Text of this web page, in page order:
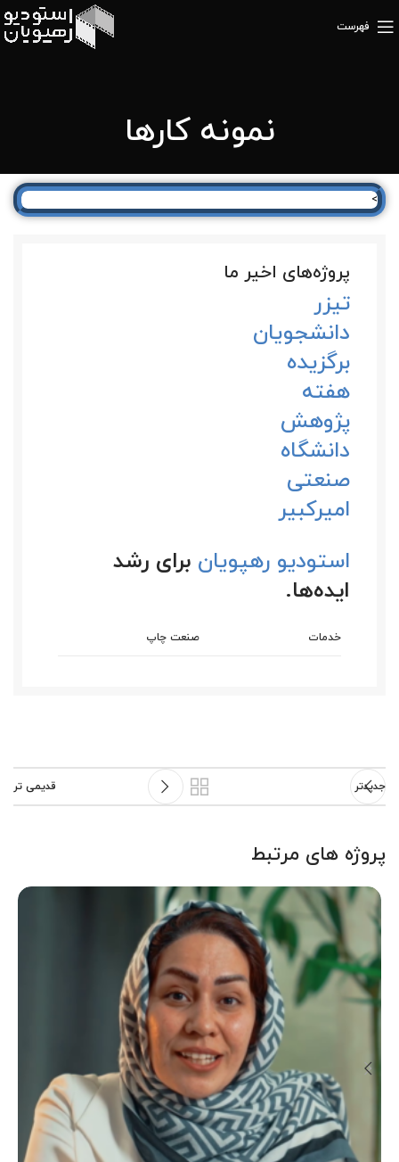
فهرست
نمونه کارها
>
پروژه‌های اخیر ما
تیزر
دانشجویان
برگزیده
هفته
پژوهش
دانشگاه
صنعتی
امیرکبیر
استودیو رهپویان برای رشد
ایده‌ها.
خدمات صنعت چاپ
جدیدتر قدیمی تر
پروژه های مرتبط